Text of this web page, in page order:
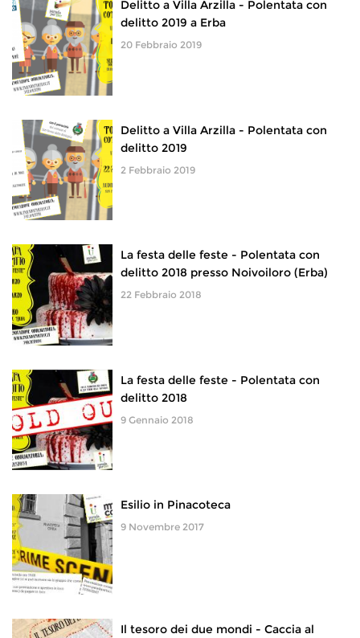
Delitto a Villa Arzilla - Polentata con
delitto 2019 a Erba
20 Febbraio 2019
Delitto a Villa Arzilla - Polentata con
delitto 2019
2 Febbraio 2019
La festa delle feste - Polentata con
delitto 2018 presso Noivoiloro (Erba)
22 Febbraio 2018
La festa delle feste - Polentata con
delitto 2018
9 Gennaio 2018
Esilio in Pinacoteca
9 Novembre 2017
Il tesoro dei due mondi - Caccia al